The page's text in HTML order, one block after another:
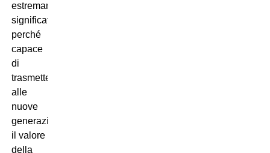
estremamente
significativo,
perché
capace
di
trasmettere
alle
nuove
generazioni
il valore
della